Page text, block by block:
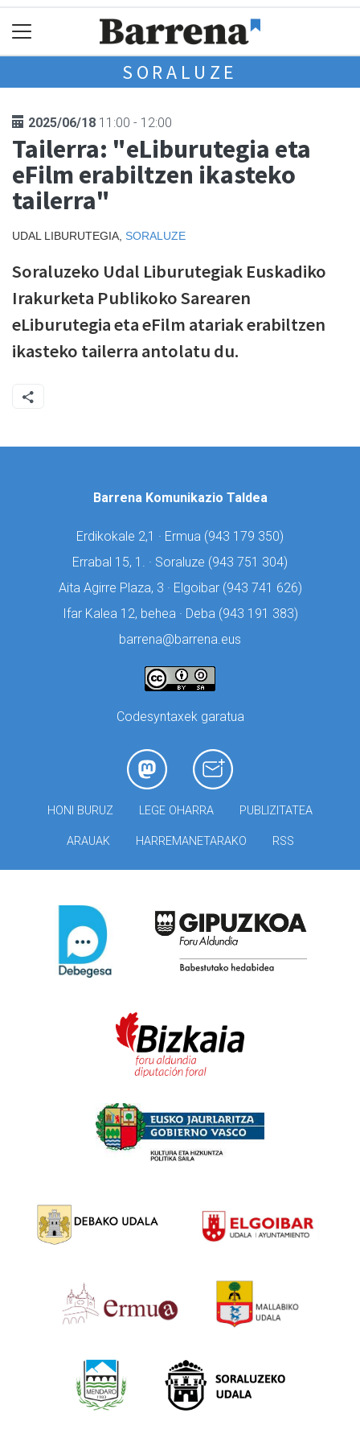
SORALUZE
2025/06/18 11:00 - 12:00
Tailerra: "eLiburutegia eta
eFilm erabiltzen ikasteko
tailerra"
UDAL LIBURUTEGIA, SORALUZE
Soraluzeko Udal Liburutegiak Euskadiko
Irakurketa Publikoko Sarearen
eLiburutegia eta eFilm atariak erabiltzen
ikasteko tailerra antolatu du.
Barrena Komunikazio Taldea
Erdikokale 2,1 · Ermua (943 179 350)
Errabal 15, 1. · Soraluze (943 751 304)
Aita Agirre Plaza, 3 · Elgoibar (943 741 626)
Ifar Kalea 12, behea · Deba (943 191 383)
barrena@barrena.eus
Codesyntaxek garatua
HONI BURUZ LEGE OHARRA PUBLIZITATEA
ARAUAK HARREMANETARAKO RSS